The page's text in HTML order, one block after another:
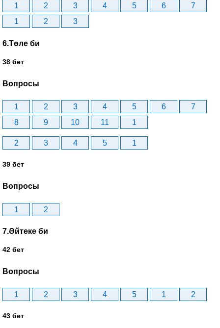
1 2 3 4 5 6
7
1
2 3
6.Төле би
38 бет
Вопросы
1 2 3 4 5 6
7
8
9 10 11 1
2 3 4 5 1
39 бет
Вопросы
1 2
7.Әйтеке би
42 бет
Вопросы
1 2 3 4 5 1 2
43 бет